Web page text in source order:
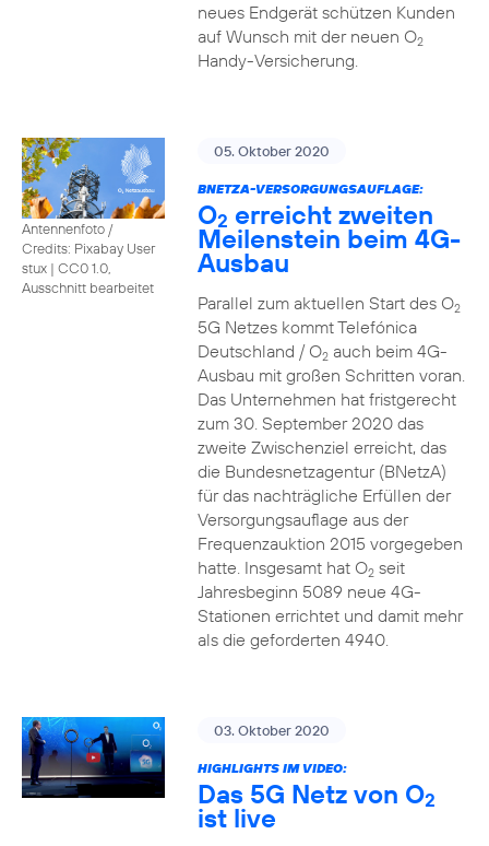
neues Endgerät schützen Kunden
auf Wunsch mit der neuen O2
Handy-Versicherung.
Antennenfoto /
Credits: Pixabay User
stux | CC0 1.0,
Ausschnitt bearbeitet
05. Oktober 2020
BNETZA-VERSORGUNGSAUFLAGE:
O2 erreicht zweiten
Meilenstein beim 4G-
Ausbau
Parallel zum aktuellen Start des O2
5G Netzes kommt Telefónica
Deutschland / O2auch beim 4G-
Ausbau mit großen Schritten voran.
Das Unternehmen hat fristgerecht
zum 30. September 2020 das
zweite Zwischenziel erreicht, das
die Bundesnetzagentur (BNetzA)
für das nachträgliche Erfüllen der
Versorgungsauflage aus der
Frequenzauktion 2015 vorgegeben
hatte. Insgesamt hat O2seit
Jahresbeginn 5089 neue 4G-
Stationen errichtet und damit mehr
als die geforderten 4940.
03. Oktober 2020
HIGHLIGHTS IM VIDEO:
Das 5G Netz von O2
ist live